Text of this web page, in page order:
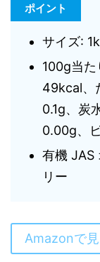
ポイント
サイズ:
100g当た
49kcal、
0.1g、炭
0.00g、
有機 JAS
リー
Amazonで